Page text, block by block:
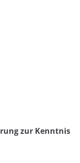
zur Kenntnis